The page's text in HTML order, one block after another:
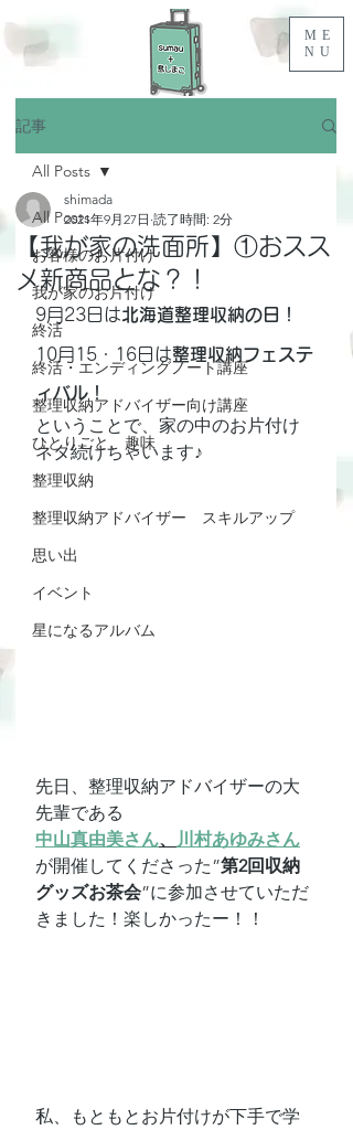
ME
NU
記事
All Posts
お客様のお片付け
我が家のお片付け
終活
終活・エンディングノート講座
整理収納アドバイザー向け講座
ひとりごと、趣味
整理収納
整理収納アドバイザー スキルアップ
思い出
イベント
星になるアルバム
All Posts
【我が家の洗面所】①おスス
メ新商品とな？！
shimada
2021年9月27日 読了時間: 2分
9月23日は北海道整理収納の日！
10月15・16日は整理収納フェステ
ィバル！
ということで、家の中のお片付け
ネタ続けちゃいます♪
先日、整理収納アドバイザーの大
先輩である
中山真由美さん、
川村あゆみさん
が開催してくださった”第2回収納
グッズお茶会”に参加させていただ
きました！楽しかったー！！
私、もともとお片付けが下手で学